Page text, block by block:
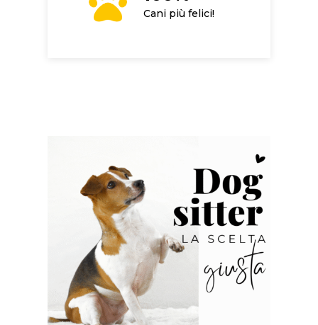
Cani più felici!